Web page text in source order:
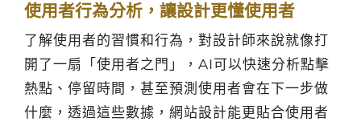
使用者行為分析，讓設計更懂使用者
了解使用者的習慣和行為，對設計師來說就像打
開了一扇「使用者之門」，AI可以快速分析點擊
熱點、停留時間，甚至預測使用者會在下一步做
什麼，透過這些數據，網站設計能更貼合使用者